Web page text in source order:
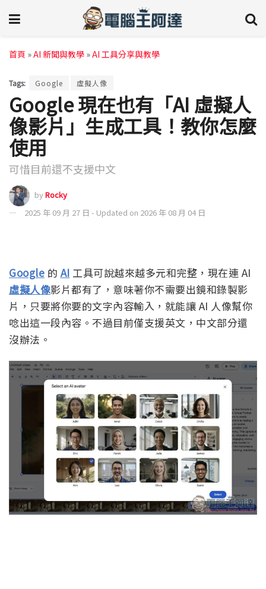
首頁 »AI 新聞與教學 »AI 工具分享與教學
Tags: Google 虛擬人像
Google 現在也有「AI 虛擬人
像影片」生成工具！教你怎麼
使用
可惜目前還不支援中文
byRocky
2025 年 09 月 27 日 - Updated on 2026 年 08 月 04 日
Google 的AI 工具可說越來越多元和完整，現在連 AI
虛擬人像影片都有了，意味著你不需要出鏡和錄製影
片，只要將你要的文字內容輸入，就能讓 AI 人像幫你
唸出這一段內容。不過目前僅支援英文，中文部分還
沒辦法。